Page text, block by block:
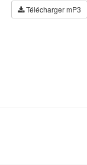
Télécharger mP3